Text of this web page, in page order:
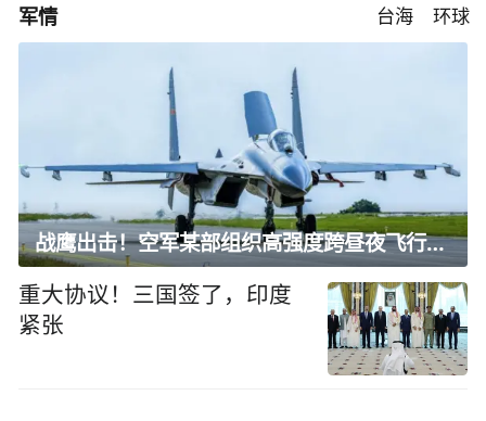
军情 台海 环球
战鹰出击！空军某部组织高强度跨昼夜飞行训练
重大协议！三国签了，印度
紧张